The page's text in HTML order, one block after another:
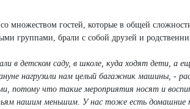
множеством гостей, которые в общей
группами, брали с собой друзей и
в детском саду, в школе, куда ходят дети, а
нагрузили нам целый багажник машины, -
потому что такие мероприятия носят и
нашим меньшим. У нас тоже есть домашние